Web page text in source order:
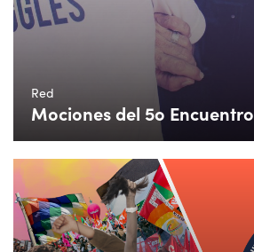
Red
Mociones del 5o Encuentro